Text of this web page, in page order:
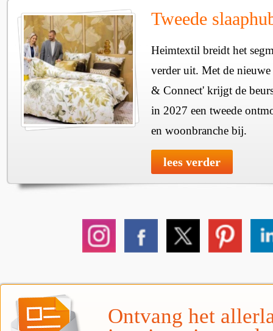
Tweede
Heimtextil breidt het
verder uit. Met de
& Connect' krijgt de
in 2027 een tweede
en woonbranche bij.
lees verder
Ontvang het